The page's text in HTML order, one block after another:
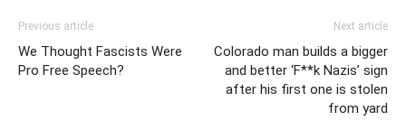
Previous article
We Thought Fascists Were
Pro Free Speech?
Next article
Colorado man builds a bigger
and better ‘F**k Nazis’ sign
after his first one is stolen
from yard